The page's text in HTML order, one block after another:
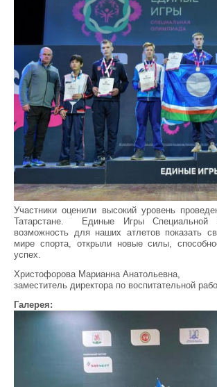
Участники оценили высокий уровень
Татарстане. Единые Игры Специальной
возможность для наших атлетов показать
мире спорта, открыли новые силы,
успех.
Христофорова Марианна Анатольевна,
заместитель директора по воспитательной
Галерея: